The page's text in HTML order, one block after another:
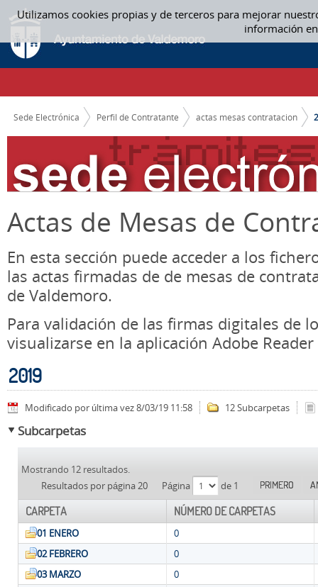
Utilizamos cookies propias y de terceros para mejorar
información
Saltar al contenido
2019 - ACTAS MESAS CONTRATACION
CAMINO DE MIGAS
Sede Electrónica Perfil de Contratante actas mesas contratacion
Actas de Mesas de
En esta sección puede acceder a los
las actas firmadas de de mesas de
de Valdemoro.
Para validación de las firmas digitales de
visualizarse en la aplicación Adobe Reader
2019
Modificado por última vez 8/03/19 11:58 12 Subcarpetas
Subcarpetas
Mostrando 12 resultados.
Resultados por página 20
Página de 1 PRIMERO
CARPETA NÚMERO DE CARPETAS
01 ENERO
0
02 FEBRERO
0
03 MARZO
0